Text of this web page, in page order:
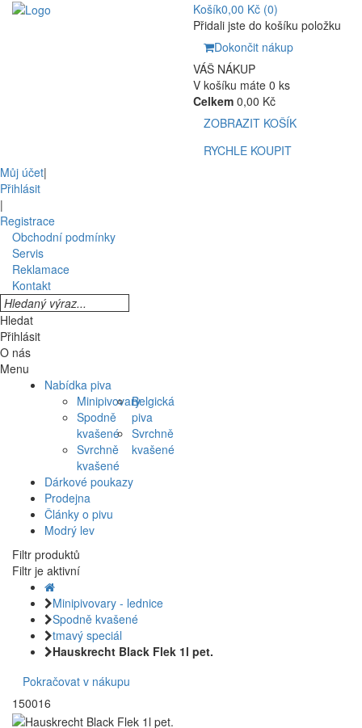
Košík0,00 Kč (0)
Přidali jste do košíku položku
Dokončit nákup
VÁŠ NÁKUP
V košíku máte 0 ks
Celkem 0,00 Kč
ZOBRAZIT KOŠÍK
RYCHLE KOUPIT
Můj účet|
Přihlásit
|
Registrace
Obchodní podmínky
Servis
Reklamace
Kontakt
Hledat
Přihlásit
O nás
Menu
Nabídka piva
Minipivovary
Spodně
kvašené
Svrchně
kvašené
Belgická
piva
Svrchně
kvašené
Dárkové poukazy
Prodejna
Články o pivu
Modrý lev
Filtr produktů
Filtr je aktivní
Minipivovary - lednice
Spodně kvašené
tmavý speciál
Hauskrecht Black Flek 1l pet.
Pokračovat v nákupu
150016